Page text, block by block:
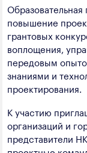
Лесная
Пищевая
повышение
грантовых
воплощения,
передовым
знаниями и
проектирования.
К участию
организаций и
представители